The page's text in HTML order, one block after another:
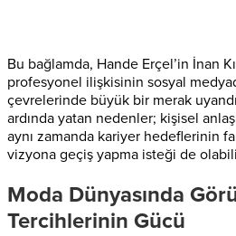
Bu bağlamda, Hande Erçel’in İnan
profesyonel ilişkisinin sosyal
çevrelerinde büyük bir merak
ardında yatan nedenler; kişisel
aynı zamanda kariyer hedeflerinin
vizyona geçiş yapma isteği de
Moda Dünyasında
Tercihlerinin Gücü